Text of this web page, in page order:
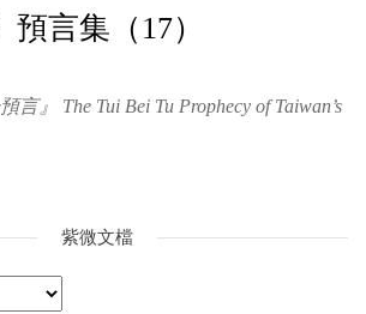
預言集（17）
言』 The Tui Bei Tu Prophecy of Taiwan’s
紫微文檔